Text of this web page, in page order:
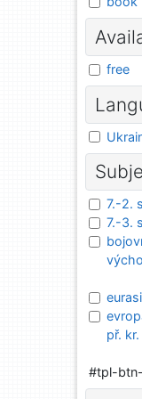
free
7.-2.
7.-3.
př. kr.
#tpl-